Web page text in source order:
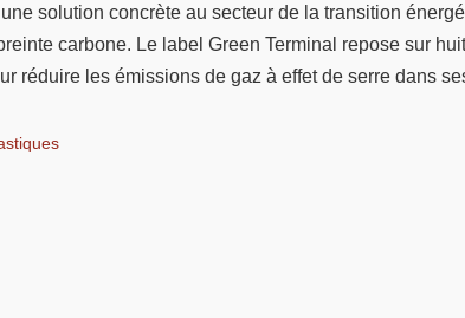
solution concrète au secteur de la transition
carbone. Le label Green Terminal repose sur
réduire les émissions de gaz à effet de serre dans